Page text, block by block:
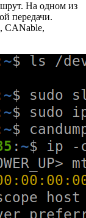
На одном из
передачи.
CANable,